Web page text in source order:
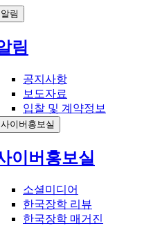
알림
림
공지사항
보도자료
입찰 및 계약정보
사이버홍보실
이버홍보실
소셜미디어
한국장학 리뷰
한국장학 매거진